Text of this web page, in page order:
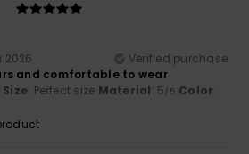
2026
Verified purchase
and comfortable to wear
Size: Perfect size Material: 5/5 Color: